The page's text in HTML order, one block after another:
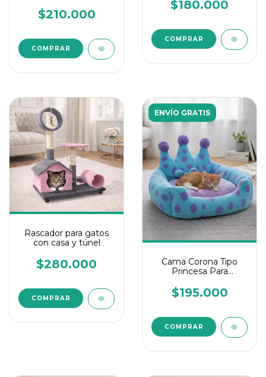
$210.000
COMPRAR
$180.000
COMPRAR
Rascador para gatos
con casa y túnel
$280.000
COMPRAR
ENVÍO GRATIS
Cama Corona Tipo
Princesa Para
$195.000
COMPRAR